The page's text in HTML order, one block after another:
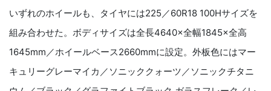
いずれのホイールも、タイヤには225／60R18 100Hサイズを
組み合わせた。ボディサイズは全長4640×全幅1845×全高
1645mm／ホイールベース2660mmに設定。外板色にはマー
キュリーグレーマイカ／ソニッククォーツ／ソニックチタニ